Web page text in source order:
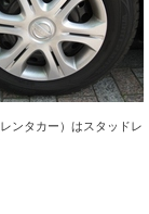
ンタカー）はスタッドレ